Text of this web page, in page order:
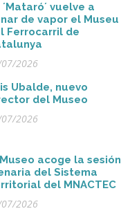
´Mataró´ vuelve a
de vapor el Museu
Ferrocarril de
2026
Ubalde, nuevo
del Museo
2026
acoge la sesión
del Sistema
del MNACTEC
2026